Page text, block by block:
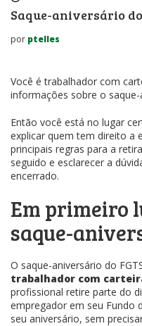
Saque-aniversário
por ptelles
Você é trabalhador com
informações sobre o
Então você está no lugar
explicar quem tem direito a
principais regras para a
seguido e esclarecer a
encerrado.
Em primeiro
saque-
O saque-aniversário do
trabalhador com
profissional retire parte do
empregador em seu Fundo
seu aniversário, sem